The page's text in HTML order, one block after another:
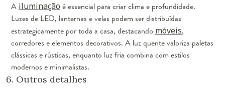
A iluminação é essencial para criar clima e profundidade.
Luzes de LED, lanternas e velas podem ser distribuídas
estrategicamente por toda a casa, destacando móveis,
corredores e elementos decorativos. A luz quente valoriza paletas
clássicas e rústicas, enquanto luz fria combina com estilos
modernos e minimalistas.
6. Outros detalhes